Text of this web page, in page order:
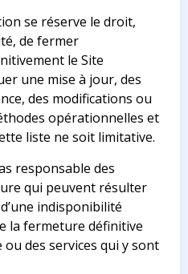
se réserve le droit,
de fermer
le Site
une mise à jour, des
des modifications ou
opérationnelles et
liste ne soit limitative.
responsable des
qui peuvent résulter
indisponibilité
la fermeture définitive
des services qui y sont